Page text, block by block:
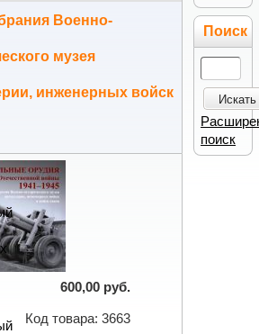
Военно-
музея
инженерных войск
600,00 руб.
Код товара: 3663
Поиск
Искать
поиск